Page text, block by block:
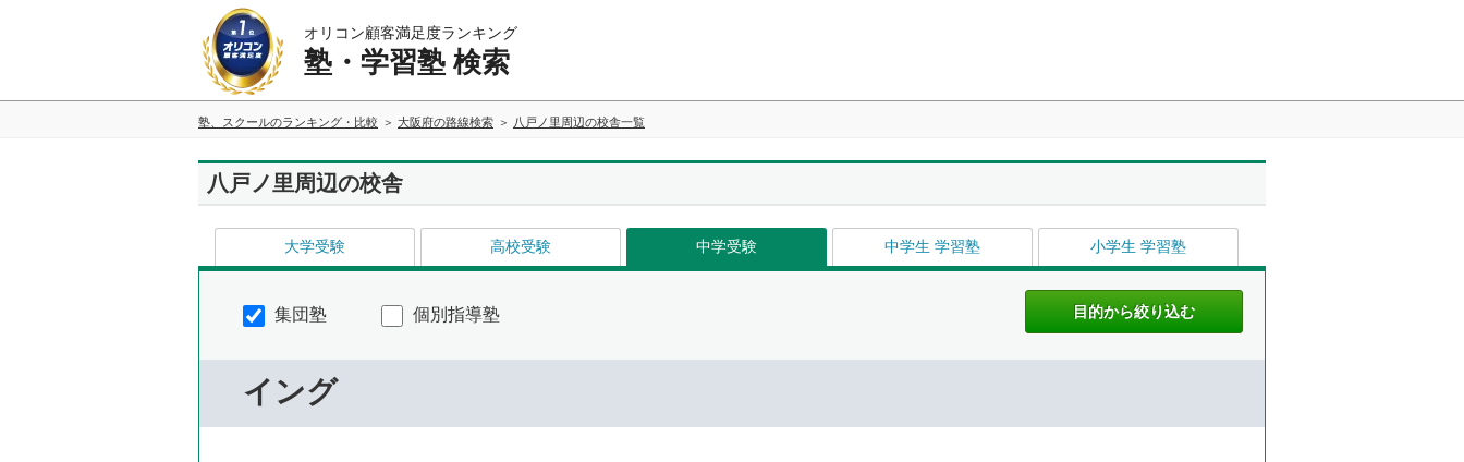
オリコン顧客満足度ランキング
塾・学習塾 検索
塾、スクールのランキング・比較 大阪府の路線検索 八戸ノ里周辺の校舎一覧
八戸ノ里周辺の校舎
大学受験 高校受験 中学受験 中学生 学習塾 小学生 学習塾
集団塾 個別指導塾
イング